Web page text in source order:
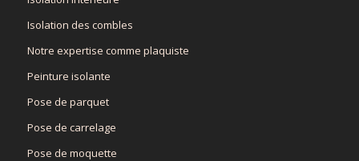
Isolation des combles
Notre expertise comme plaquiste
Peinture isolante
Pose de parquet
Pose de carrelage
Pose de moquette